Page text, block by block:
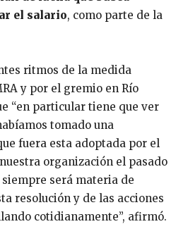
el salario, como parte de la
ritmos de la medida
y por el gremio en Río
“en particular tiene que ver
tomado una
fuera esta adoptada por el
organización el pasado
será materia de
resolución y de las acciones
cotidianamente”, afirmó.